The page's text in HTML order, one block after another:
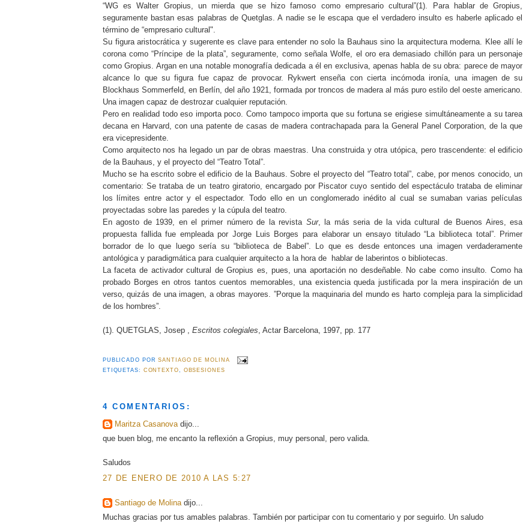
“WG es Walter Gropius, un mierda que se hizo famoso como empresario cultural”(1). Para hablar de Gropius,
seguramente bastan esas palabras de Quetglas. A nadie se le escapa que el verdadero insulto es haberle aplicado el
término de “empresario cultural".
Su figura aristocrática y sugerente es clave para entender no solo la Bauhaus sino la arquitectura moderna. Klee allí le
corona como “Príncipe de la plata”, seguramente, como señala Wolfe, el oro era demasiado chillón para un personaje
como Gropius. Argan en una notable monografía dedicada a él en exclusiva, apenas habla de su obra: parece de mayor
alcance lo que su figura fue capaz de provocar. Rykwert enseña con cierta incómoda ironía, una imagen de su
Blockhaus Sommerfeld, en Berlín, del año 1921, formada por troncos de madera al más puro estilo del oeste americano.
Una imagen capaz de destrozar cualquier reputación.
Pero en realidad todo eso importa poco. Como tampoco importa que su fortuna se erigiese simultáneamente a su tarea
decana en Harvard, con una patente de casas de madera contrachapada para la General Panel Corporation, de la que
era vicepresidente.
Como arquitecto nos ha legado un par de obras maestras. Una construida y otra utópica, pero trascendente: el edificio
de la Bauhaus, y el proyecto del “Teatro Total”.
Mucho se ha escrito sobre el edificio de la Bauhaus. Sobre el proyecto del “Teatro total”, cabe, por menos conocido, un
comentario: Se trataba de un teatro giratorio, encargado por Piscator cuyo sentido del espectáculo trataba de eliminar
los límites entre actor y el espectador. Todo ello en un conglomerado inédito al cual se sumaban varias películas
proyectadas sobre las paredes y la cúpula del teatro.
En agosto de 1939, en el primer número de la revista Sur, la más seria de la vida cultural de Buenos Aires, esa
propuesta fallida fue empleada por Jorge Luis Borges para elaborar un ensayo titulado “La biblioteca total”. Primer
borrador de lo que luego sería su “biblioteca de Babel”. Lo que es desde entonces una imagen verdaderamente
antológica y paradigmática para cualquier arquitecto a la hora de hablar de laberintos o bibliotecas.
La faceta de activador cultural de Gropius es, pues, una aportación no desdeñable. No cabe como insulto. Como ha
probado Borges en otros tantos cuentos memorables, una existencia queda justificada por la mera inspiración de un
verso, quizás de una imagen, a obras mayores. ”Porque la maquinaria del mundo es harto compleja para la simplicidad
de los hombres”.
(1). QUETGLAS, Josep , Escritos colegiales , Actar Barcelona, 1997, pp. 177
PUBLICADO PORSANTIAGO DE MOLINA
ETIQUETAS: CONTEXTO, OBSESIONES
4 COMENTARIOS:
Maritza Casanovadijo...
que buen blog, me encanto la reflexión a Gropius, muy personal, pero valida.
Saludos
27 DE ENERO DE 2010 A LAS 5:27
Santiago de Molinadijo...
Muchas gracias por tus amables palabras. También por participar con tu comentario y por seguirlo. Un saludo